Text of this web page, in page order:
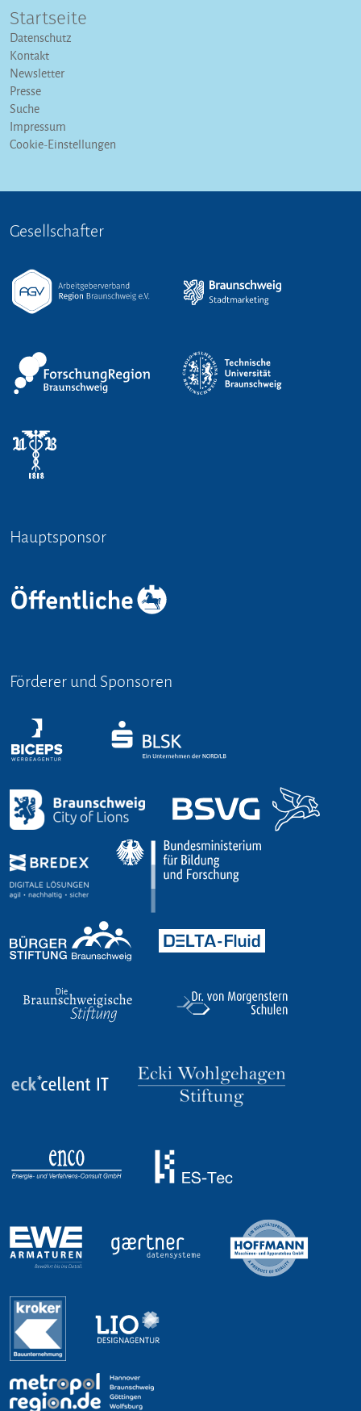
Startseite
Datenschutz
Kontakt
Newsletter
Presse
Suche
Impressum
Cookie-Einstellungen
Gesellschafter
Hauptsponsor
Förderer und Sponsoren